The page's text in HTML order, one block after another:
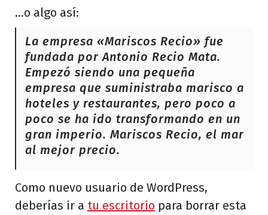
…o algo así:
La empresa «Mariscos Recio» fue
fundada por Antonio Recio Mata.
Empezó siendo una pequeña
empresa que suministraba marisco a
hoteles y restaurantes, pero poco a
poco se ha ido transformando en un
gran imperio. Mariscos Recio, el mar
al mejor precio.
Como nuevo usuario de WordPress,
deberías ir a tu escritorio para borrar esta